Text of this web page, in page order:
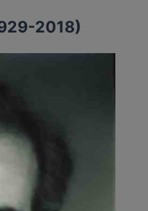
2018)